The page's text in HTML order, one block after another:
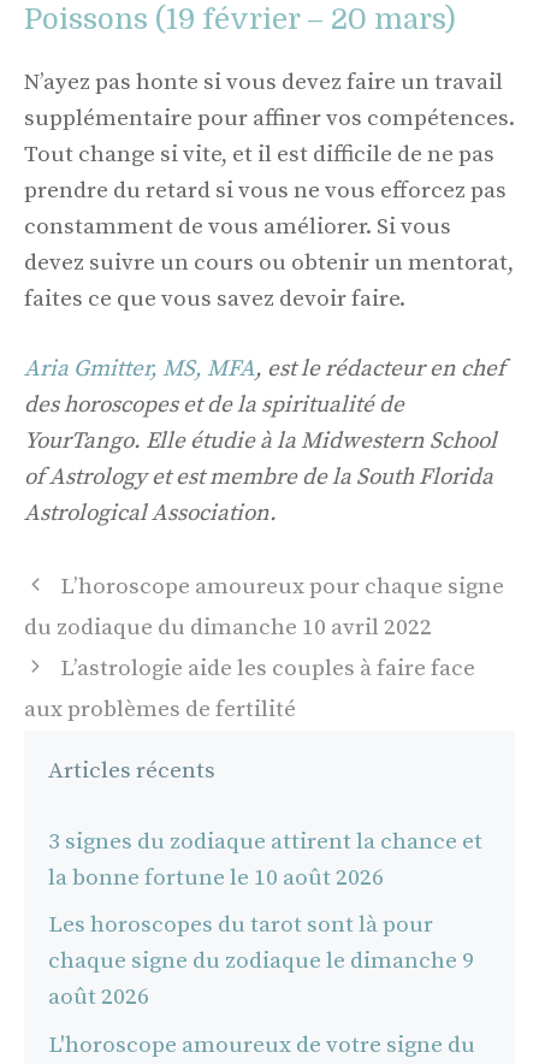
Poissons (19 février – 20 mars)
N’ayez pas honte si vous devez faire un travail
supplémentaire pour affiner vos compétences.
Tout change si vite, et il est difficile de ne pas
prendre du retard si vous ne vous efforcez pas
constamment de vous améliorer. Si vous
devez suivre un cours ou obtenir un mentorat,
faites ce que vous savez devoir faire.
Aria Gmitter, MS, MFA, est le rédacteur en chef
des horoscopes et de la spiritualité de
YourTango. Elle étudie à la Midwestern School
of Astrology et est membre de la South Florida
Astrological Association.
Navigation
des
L’horoscope amoureux pour chaque signe
du zodiaque du dimanche 10 avril 2022
L’astrologie aide les couples à faire face
aux problèmes de fertilité
Articles récents
3 signes du zodiaque attirent la chance et
la bonne fortune le 10 août 2026
Les horoscopes du tarot sont là pour
chaque signe du zodiaque le dimanche 9
août 2026
L'horoscope amoureux de votre signe du